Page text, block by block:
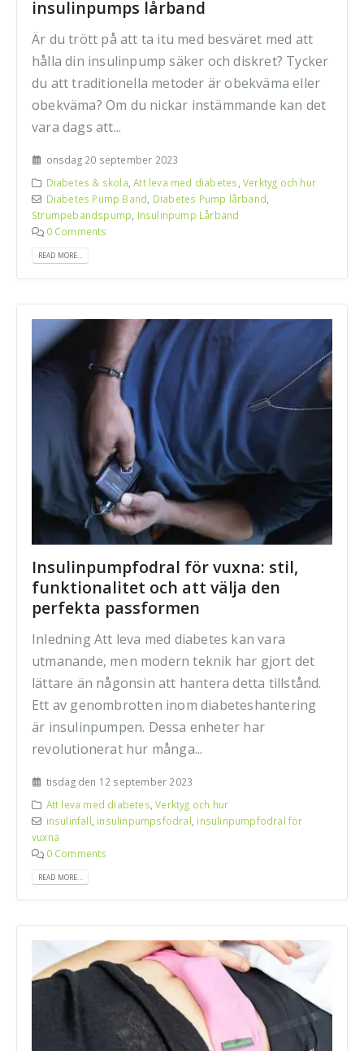
insulinpumps lårband
Är du trött på att ta itu med besväret med att
hålla din insulinpump säker och diskret? Tycker
du att traditionella metoder är obekväma eller
obekväma? Om du nickar instämmande kan det
vara dags att...
onsdag 20 september 2023
Diabetes & skola,Att leva med diabetes, Verktyg och hur
Diabetes Pump Band, Diabetes Pump lårband,
Strumpebandspump, Insulinpump Lårband
0 Comments
READ MORE...
Insulinpumpfodral för vuxna: stil,
funktionalitet och att välja den
perfekta passformen
Inledning Att leva med diabetes kan vara
utmanande, men modern teknik har gjort det
lättare än någonsin att hantera detta tillstånd.
Ett av genombrotten inom diabeteshantering
är insulinpumpen. Dessa enheter har
revolutionerat hur många...
tisdag den 12 september 2023
Att leva med diabetes,Verktyg och hur
insulinfall, insulinpumpsfodral, insulinpumpfodral för
vuxna
0 Comments
READ MORE...